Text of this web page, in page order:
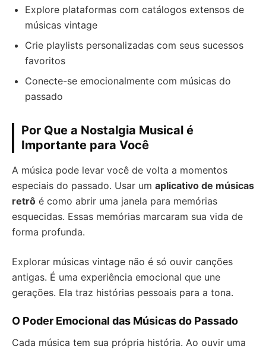
Explore plataformas com catálogos extensos de
músicas vintage
Crie playlists personalizadas com seus sucessos
favoritos
Conecte-se emocionalmente com músicas do
passado
Por Que a Nostalgia Musical é
Importante para Você
A música pode levar você de volta a momentos
especiais do passado. Usar um aplicativo de músicas
retrô é como abrir uma janela para memórias
esquecidas. Essas memórias marcaram sua vida de
forma profunda.
Explorar músicas vintage não é só ouvir canções
antigas. É uma experiência emocional que une
gerações. Ela traz histórias pessoais para a tona.
O Poder Emocional das Músicas do Passado
Cada música tem sua própria história. Ao ouvir uma